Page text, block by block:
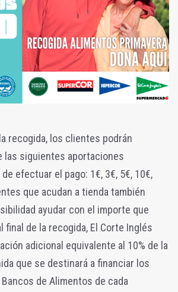
recogida, los clientes podrán
las siguientes aportaciones
efectuar el pago: 1€, 3€, 5€, 10€,
que acudan a tienda también
ayudar con el importe que
final de la recogida, El Corte Inglés
adicional equivalente al 10% de la
que se destinará a financiar los
de Alimentos de cada